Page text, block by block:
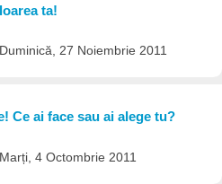
ta!
27 Noiembrie 2011
Ce ai face sau ai alege tu?
4 Octombrie 2011